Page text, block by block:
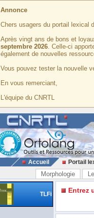
Annonce
Chers usagers du portail lexical
Après vingt ans de bons et
septembre 2026. Celle-ci
également de nouvelles
Vous pouvez tester la nouvelle
En vous remerciant,
L'équipe du CNRTL
Accueil Portail
Morphologie
TLFi Entrez